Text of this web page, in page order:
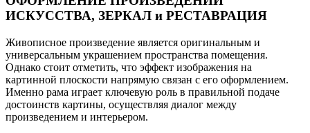
ИСКУССТВА, ЗЕРКАЛ и РЕСТАВРАЦИЯ
Живописное произведение является оригинальным и
универсальным украшением пространства помещения.
Однако стоит отметить, что эффект изображения на
картинной плоскости напрямую связан с его оформлением.
Именно рама играет ключевую роль в правильной подаче
достоинств картины, осуществляя диалог между
произведением и интерьером.